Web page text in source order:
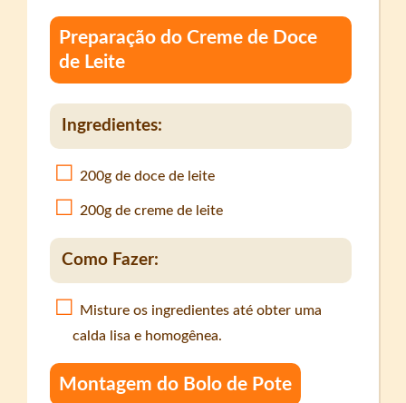
Preparação do Creme de Doce
de Leite
Ingredientes:
200g de doce de leite
200g de creme de leite
Como Fazer:
Misture os ingredientes até obter uma
calda lisa e homogênea.
Montagem do Bolo de Pote